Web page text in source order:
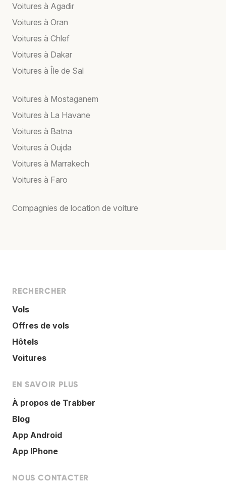
Voitures à Agadir
Voitures à Oran
Voitures à Chlef
Voitures à Dakar
Voitures à Île de Sal
Voitures à Mostaganem
Voitures à La Havane
Voitures à Batna
Voitures à Oujda
Voitures à Marrakech
Voitures à Faro
Compagnies de location de voiture
RECHERCHER
Vols
Offres de vols
Hôtels
Voitures
EN SAVOIR PLUS
À propos de Trabber
Blog
App Android
App IPhone
NOUS CONTACTER